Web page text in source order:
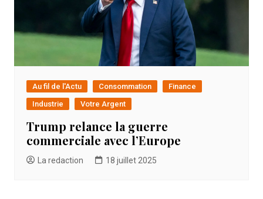
Au fil de l'Actu Consommation
Finance
Industrie
Votre Argent
Trump relance la guerre
commerciale avec l’Europe
La redaction 18 juillet 2025